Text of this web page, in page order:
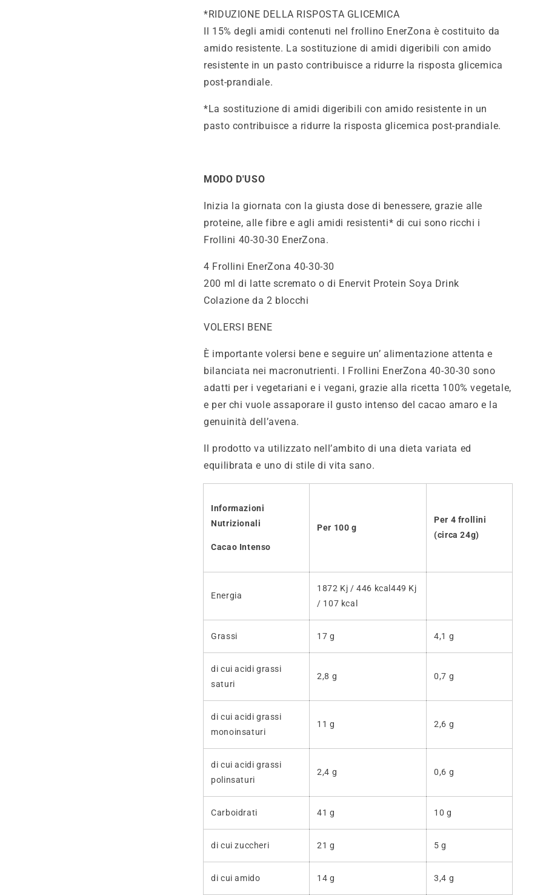
*RIDUZIONE DELLA RISPOSTA GLICEMICA
Il 15% degli amidi contenuti nel frollino EnerZona è costituito da
amido resistente. La sostituzione di amidi digeribili con amido
resistente in un pasto contribuisce a ridurre la risposta glicemica
post-prandiale.
*La sostituzione di amidi digeribili con amido resistente in un
pasto contribuisce a ridurre la risposta glicemica post-prandiale.
MODO D'USO
Inizia la giornata con la giusta dose di benessere, grazie alle
proteine, alle fibre e agli amidi resistenti* di cui sono ricchi i
Frollini 40-30-30 EnerZona.
4 Frollini EnerZona 40-30-30
200 ml di latte scremato o di Enervit Protein Soya Drink
Colazione da 2 blocchi
VOLERSI BENE
È importante volersi bene e seguire un’ alimentazione attenta e
bilanciata nei macronutrienti. I Frollini EnerZona 40-30-30 sono
adatti per i vegetariani e i vegani, grazie alla ricetta 100% vegetale,
e per chi vuole assaporare il gusto intenso del cacao amaro e la
genuinità dell’avena.
Il prodotto va utilizzato nell’ambito di una dieta variata ed
equilibrata e uno di stile di vita sano.
Informazioni
Nutrizionali
Cacao Intenso
Per 100 g
Per 4 frollini
(circa 24g)
Energia
1872 Kj / 446 kcal449 Kj
/ 107 kcal
Grassi 17 g 4,1 g
di cui acidi grassi
saturi
2,8 g 0,7 g
di cui acidi grassi
monoinsaturi
11 g 2,6 g
di cui acidi grassi
polinsaturi
2,4 g 0,6 g
Carboidrati 41 g 10 g
di cui zuccheri 21 g 5 g
di cui amido 14 g 3,4 g